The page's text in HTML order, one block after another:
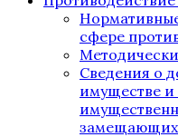
сфере
Сведения о
имуществе и
замещающих